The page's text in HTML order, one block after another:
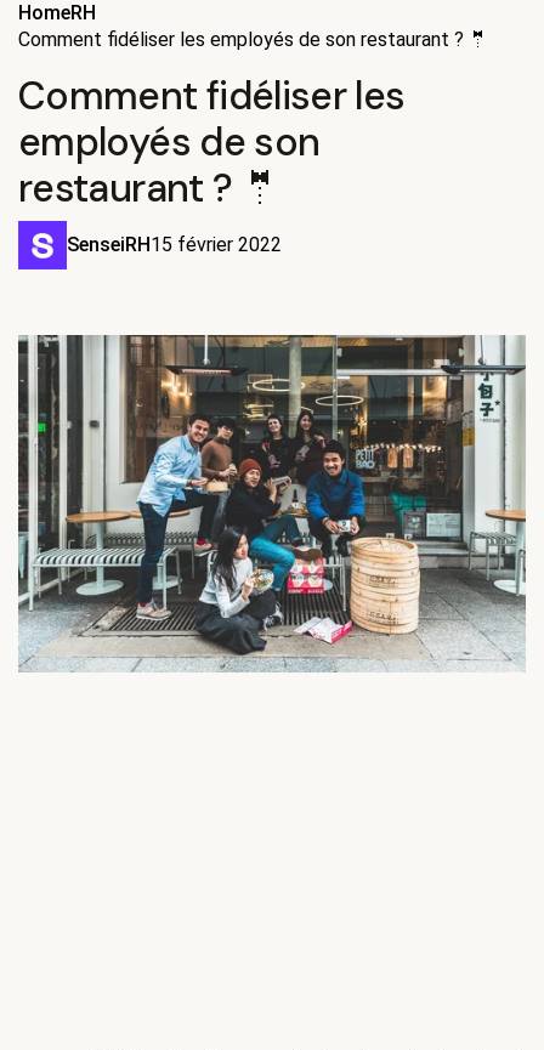
HomeRH
Comment fidéliser les employés de son restaurant ? 🤵
Comment fidéliser les
employés de son
restaurant ? 🤵
SenseiRH15 février 2022